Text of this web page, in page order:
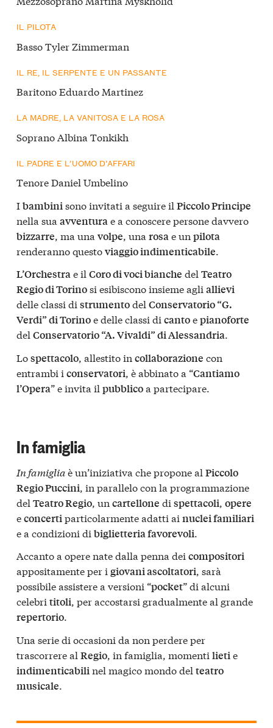
IL PILOTA
Basso Tyler Zimmerman
IL RE, IL SERPENTE E UN PASSANTE
Baritono Eduardo Martinez
LA MADRE, LA VANITOSA E LA ROSA
Soprano Albina Tonkikh
IL PADRE E L’UOMO D’AFFARI
Tenore Daniel Umbelino
Ibambinisono invitati a seguire il Piccolo Principe
nella sua avventurae a conoscere persone davvero
bizzarre, ma una volpe, una rosae un pilota
renderanno questoviaggio indimenticabile.
L’Orchestrae il Coro di voci bianche del Teatro
Regio di Torinosi esibiscono insieme agli allievi
delle classi di strumentodel Conservatorio “G.
Verdi” di Torinoe delle classi di cantoepianoforte
del Conservatorio “A. Vivaldi” di Alessandria.
Lospettacolo, allestito in collaborazione con
entrambi i conservatori, è abbinato a “Cantiamo
l’Opera” e invita il pubblicoa partecipare.
In famiglia
In famigliaè un’iniziativa che propone al Piccolo
Regio Puccini, in parallelo con la programmazione
del Teatro Regio, un cartellone di spettacoli, opere
econcertiparticolarmente adatti ai nuclei familiari
e a condizioni di biglietteria favorevoli.
Accanto a opere nate dalla penna dei compositori
appositamente per i giovani ascoltatori, sarà
possibile assistere a versioni “pocket” di alcuni
celebri titoli, per accostarsi gradualmente al grande
repertorio.
Una serie di occasioni da non perdere per
trascorrere al Regio, in famiglia, momenti lietie
indimenticabilinel magico mondo del teatro
musicale.